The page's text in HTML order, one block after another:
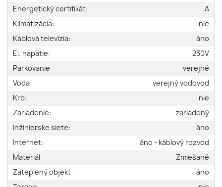
Energetický certifikát:
A
Klimatizácia:
nie
Káblová televízia:
áno
El. napätie:
230V
Parkovanie:
verejné
Voda:
verejný vodovod
Krb:
nie
Zariadenie:
zariadený
Inžinierske siete:
áno
Internet:
áno - káblový rozvod
Materiál:
Zmiešané
Zateplený objekt:
áno